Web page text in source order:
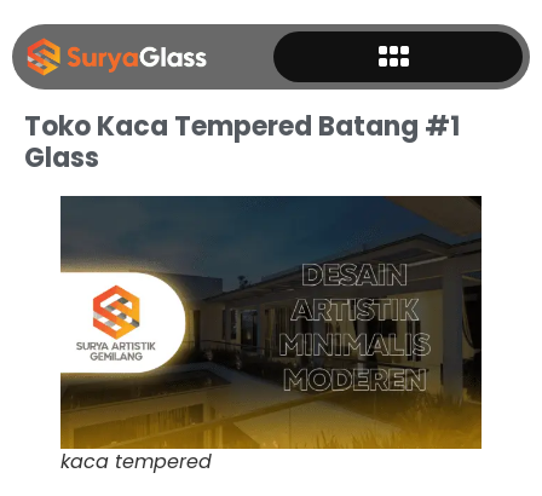
Toko Kaca Tempered Batang #1
Glass
kaca tempered